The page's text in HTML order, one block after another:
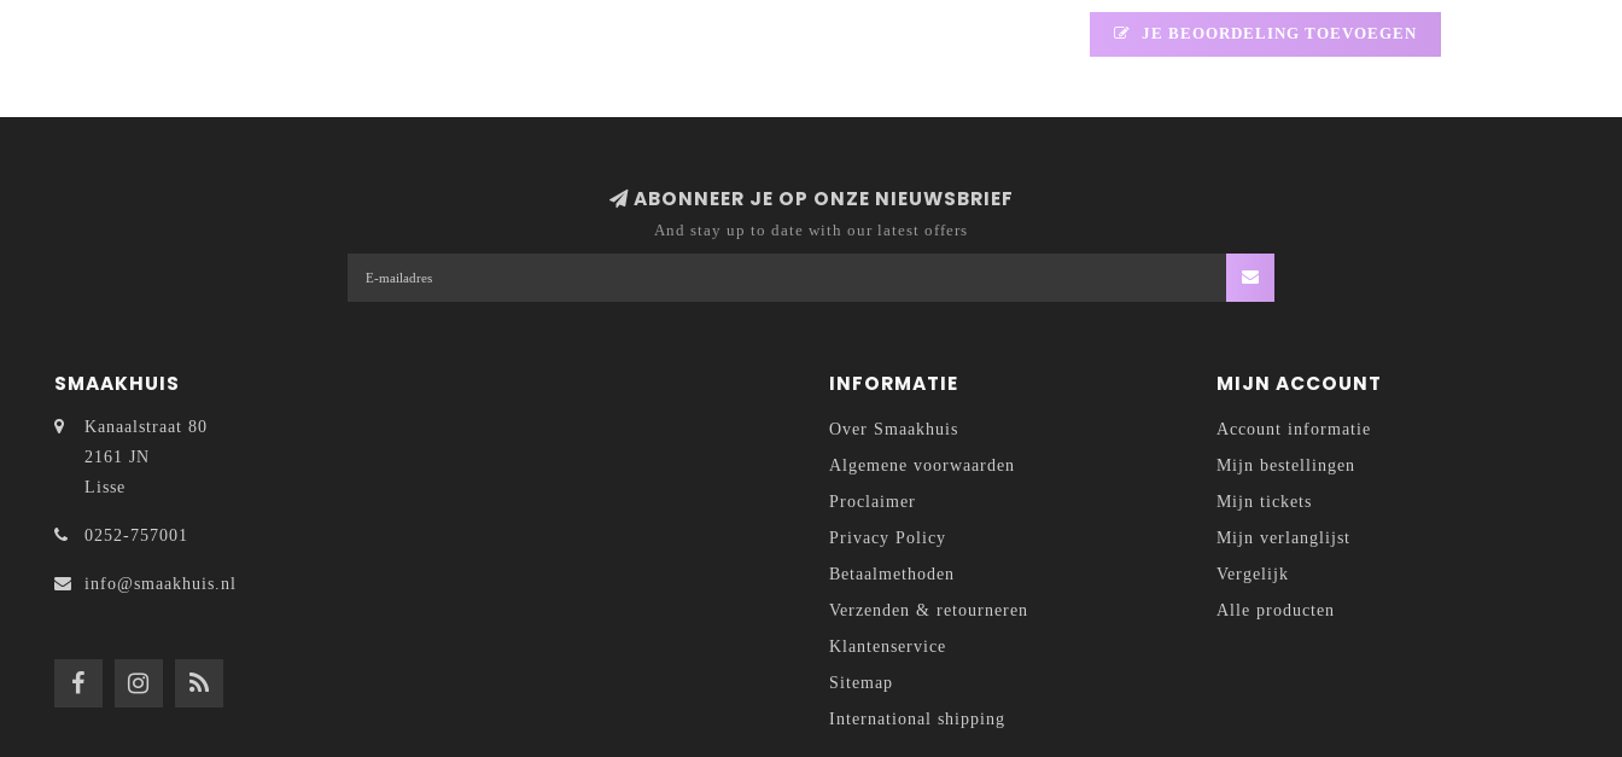
JE BEOORDELING TOEVOEGEN
ABONNEER JE OP ONZE NIEUWSBRIEF
And stay up to date with our latest offers
SMAAKHUIS
Kanaalstraat 80
2161 JN
Lisse
0252-757001
info@smaakhuis.nl
INFORMATIE
Over Smaakhuis
Algemene voorwaarden
Proclaimer
Privacy Policy
Betaalmethoden
Verzenden & retourneren
Klantenservice
Sitemap
International shipping
MIJN ACCOUNT
Account informatie
Mijn bestellingen
Mijn tickets
Mijn verlanglijst
Vergelijk
Alle producten